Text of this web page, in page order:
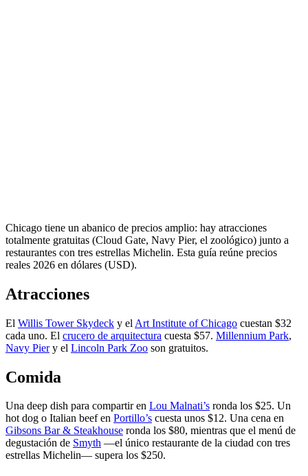
Chicago tiene un abanico de precios amplio: hay atracciones
totalmente gratuitas (Cloud Gate, Navy Pier, el zoológico) junto a
restaurantes con tres estrellas Michelin. Esta guía reúne precios
reales 2026 en dólares (USD).
Atracciones
El Willis Tower Skydeck y el Art Institute of Chicago cuestan $32
cada uno. El crucero de arquitectura cuesta $57. Millennium Park,
Navy Piery el Lincoln Park Zoo son gratuitos.
Comida
Una deep dish para compartir en Lou Malnati’s ronda los $25. Un
hot dog o Italian beef en Portillo’s cuesta unos $12. Una cena en
Gibsons Bar & Steakhouse ronda los $80, mientras que el menú de
degustación de Smyth —el único restaurante de la ciudad con tres
estrellas Michelin— supera los $250.